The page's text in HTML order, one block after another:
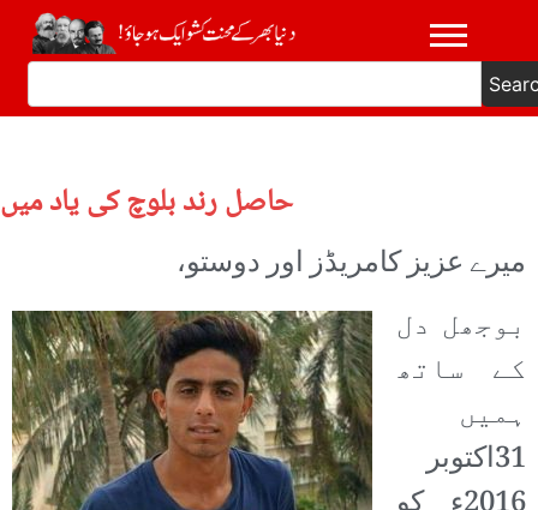
حاصل رند بلوچ کی یاد میں
میرے عزیز کامریڈز اور دوستو،
بوجھل دل
کے ساتھ
ہمیں
31اکتوبر